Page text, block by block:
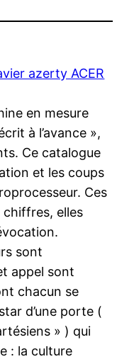
azerty ACER
en mesure
à l’avance »,
Ce catalogue
et les coups
Ces
elles
sont
appel sont
chacun se
d’une porte (
» ) qui
: la culture